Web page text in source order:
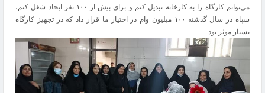
می‌توانم کارگاه را به کارخانه تبدیل کنم و برای بیش از ۱۰۰ نفر ایجاد شغل کنم،
سپاه در سال گذشته ۱۰۰ میلیون وام در اختیار ما قرار داد که در تجهیز کارگاه
بسیار موثر بود.